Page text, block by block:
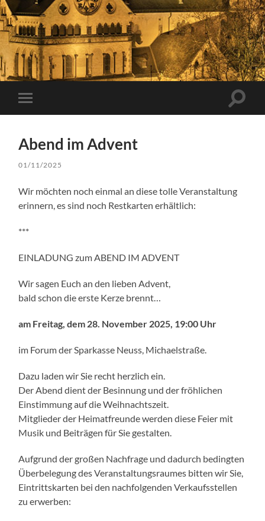
Mobile-
Menü
Abend im Advent
01/11/2025
Wir möchten noch einmal an diese tolle Veranstaltung
erinnern, es sind noch Restkarten erhältlich:
***
EINLADUNG zum ABEND IM ADVENT
Wir sagen Euch an den lieben Advent,
bald schon die erste Kerze brennt…
am Freitag, dem 28. November 2025, 19:00 Uhr
im Forum der Sparkasse Neuss, Michaelstraße.
Dazu laden wir Sie recht herzlich ein.
Der Abend dient der Besinnung und der fröhlichen
Einstimmung auf die Weihnachtszeit.
Mitglieder der Heimatfreunde werden diese Feier mit
Musik und Beiträgen für Sie gestalten.
Aufgrund der großen Nachfrage und dadurch bedingten
Überbelegung des Veranstaltungsraumes bitten wir Sie,
Eintrittskarten bei den nachfolgenden Verkaufsstellen
zu erwerben: